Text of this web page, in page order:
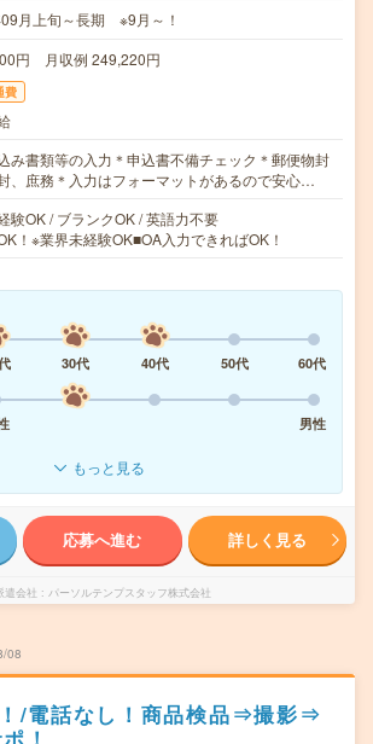
月上旬～長期 ※9月～！
円 月収例 249,220円
費
み書類等の入力＊申込書不備チェック＊郵便物封
、庶務＊入力はフォーマットがあるので安心…
験OK / ブランクOK / 英語力不要
！※業界未経験OK■OA入力できればOK！
30代 40代 50代
60代
男性
もっと見る
応募へ進む 詳しく見る
遣会社 パーソルテンプスタッフ株式会社
08
/電話なし！商品検品⇒撮影⇒
！